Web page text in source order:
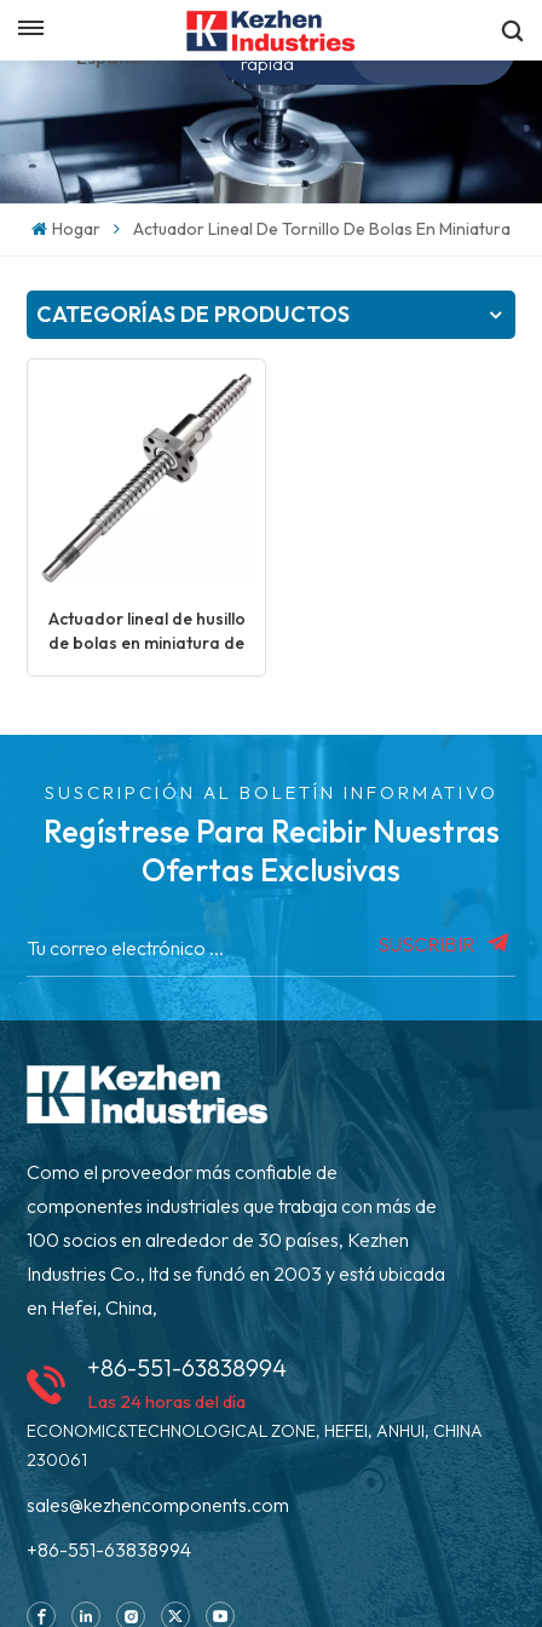
Español
English
Obtenga una cotización
rápida
Hogar Actuador Lineal De Tornillo De Bolas En Miniatura
CATEGORÍAS DE PRODUCTOS
Actuador lineal de husillo
de bolas en miniatura de
SUSCRIPCIÓN AL BOLETÍN INFORMATIVO
Regístrese Para Recibir Nuestras
Ofertas Exclusivas
SUSCRIBIR
Como el proveedor más confiable de
componentes industriales que trabaja con más de
100 socios en alrededor de 30 países, Kezhen
Industries Co., ltd se fundó en 2003 y está ubicada
en Hefei, China,
+86-551-63838994
Las 24 horas del día
ECONOMIC&TECHNOLOGICAL ZONE, HEFEI, ANHUI, CHINA
230061
sales@kezhencomponents.com
+86-551-63838994